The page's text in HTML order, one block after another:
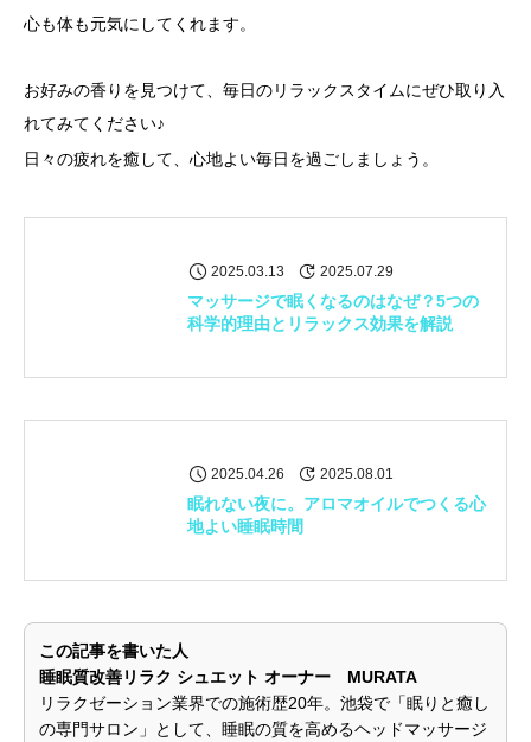
心も体も元気にしてくれます。
お好みの香りを見つけて、毎日のリラックスタイムにぜひ取り入
れてみてください♪
日々の疲れを癒して、心地よい毎日を過ごしましょう。
2025.03.13 2025.07.29
マッサージで眠くなるのはなぜ？5つの
科学的理由とリラックス効果を解説
2025.04.26 2025.08.01
眠れない夜に。アロマオイルでつくる心
地よい睡眠時間
この記事を書いた人
睡眠質改善リラク シュエット オーナー MURATA
リラクゼーション業界での施術歴20年。池袋で「眠りと癒し
の専門サロン」として、睡眠の質を高めるヘッドマッサージ